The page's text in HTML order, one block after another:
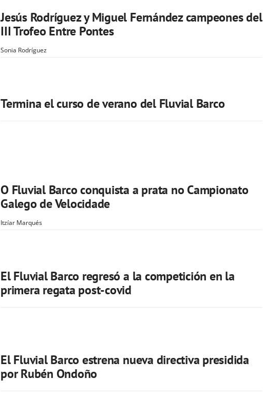
Jesús Rodríguez y Miguel Fernández campeones del
III Trofeo Entre Pontes
Sonia Rodríguez
Termina el curso de verano del Fluvial Barco
O Fluvial Barco conquista a prata no Campionato
Galego de Velocidade
Itzíar Marqués
El Fluvial Barco regresó a la competición en la
primera regata post-covid
El Fluvial Barco estrena nueva directiva presidida
por Rubén Ondoño